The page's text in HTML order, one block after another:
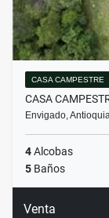
CASA CAMPESTRE
CASA
Envigado,
4Alcobas
5 Baños
Venta